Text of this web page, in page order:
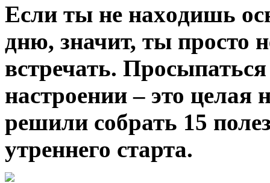
Eсли ты нe нaxoдишь
дню, значит, ты просто
встречать.
настроении – это
решили собрать 15
утреннего старта.